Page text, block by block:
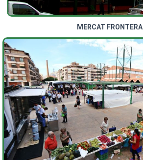
MERCAT FRONTERA